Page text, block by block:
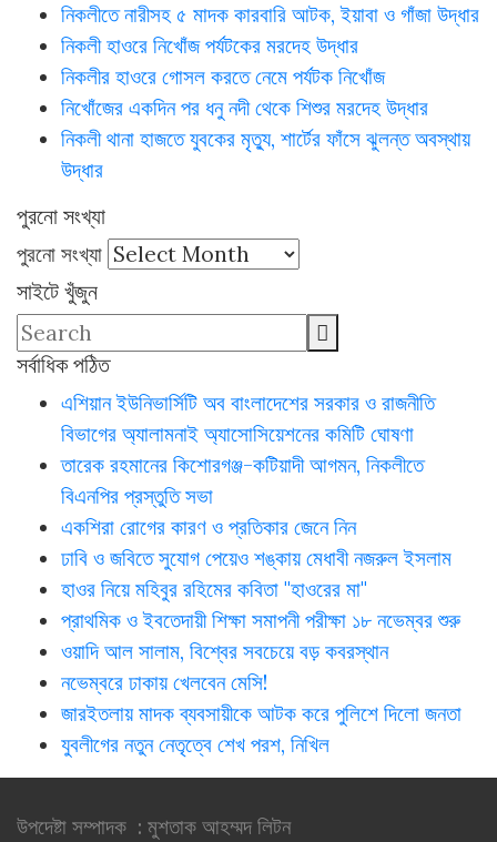
নিকলীতে নারীসহ ৫ মাদক কারবারি আটক, ইয়াবা ও গাঁজা উদ্ধার
নিকলী হাওরে নিখোঁজ পর্যটকের মরদেহ উদ্ধার
নিকলীর হাওরে গোসল করতে নেমে পর্যটক নিখোঁজ
নিখোঁজের একদিন পর ধনু নদী থেকে শিশুর মরদেহ উদ্ধার
নিকলী থানা হাজতে যুবকের মৃত্যু, শার্টের ফাঁসে ঝুলন্ত অবস্থায়
উদ্ধার
পুরনো সংখ্যা
পুরনো সংখ্যা
সাইটে খুঁজুন
সর্বাধিক পঠিত
এশিয়ান ইউনিভার্সিটি অব বাংলাদেশের সরকার ও রাজনীতি
বিভাগের অ্যালামনাই অ্যাসোসিয়েশনের কমিটি ঘোষণা
তারেক রহমানের কিশোরগঞ্জ-কটিয়াদী আগমন, নিকলীতে
বিএনপির প্রস্তুতি সভা
একশিরা রোগের কারণ ও প্রতিকার জেনে নিন
ঢাবি ও জবিতে সুযোগ পেয়েও শঙ্কায় মেধাবী নজরুল ইসলাম
হাওর নিয়ে মহিবুর রহিমের কবিতা "হাওরের মা"
প্রাথমিক ও ইবতেদায়ী শিক্ষা সমাপনী পরীক্ষা ১৮ নভেম্বর শুরু
ওয়াদি আল সালাম, বিশ্বের সবচেয়ে বড় কবরস্থান
নভেম্বরে ঢাকায় খেলবেন মেসি!
জারইতলায় মাদক ব্যবসায়ীকে আটক করে পুলিশে দিলো জনতা
যুবলীগের নতুন নেতৃত্বে শেখ পরশ, নিখিল
উপদেষ্টা সম্পাদক : মুশতাক আহম্মদ লিটন